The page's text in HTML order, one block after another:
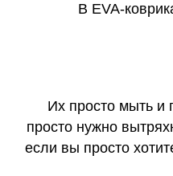
В EVA-
Их просто мыть и
просто нужно
если вы просто